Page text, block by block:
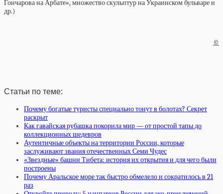
Гончарова на Арбате», множество скульптур на Украинском бульваре и
др.)
©
Статьи по теме:
Почему богатые туристы специально тонут в болотах? Секрет
раскрыт
Как гавайская рубашка покорила мир — от простой тапы до
коллекционных шедевров
Аутентичные объекты на территории России, которые
заслуживают звания отечественных Семи Чудес
«Звездные» башни Тибета: история их открытия и для чего были
построены
Почему Аральское море так быстро обмелело и сократилось в 21
раз